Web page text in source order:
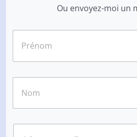
Ou envoyez-moi un
E